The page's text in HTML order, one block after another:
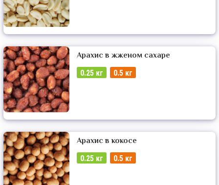
Арахис в жженом сахаре
0.25 кг 0.5 кг
Арахис в кокосе
0.25 кг 0.5 кг